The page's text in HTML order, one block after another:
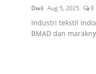
Dwii Aug 5, 2025 0
Industri tekstil
BMAD dan